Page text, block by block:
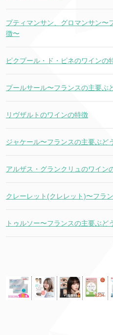
プティマンサン、グロマンサン〜
徴〜
ピクプール・ド・ピネのワインの
プールサール〜フランスの主要ぶ
リヴザルトのワインの特徴
ジャケール〜フランスの主要ぶど
アルザス・グランクリュのワイン
クレーレット(クレレット)〜フラ
トゥルソー〜フランスの主要ぶど